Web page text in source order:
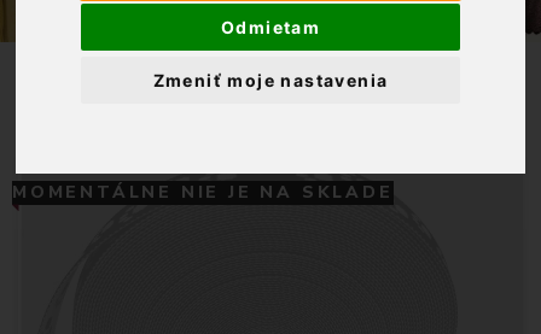
Odmietam
Zmeniť moje nastavenia
MOMENTÁLNE NIE JE NA SKLADE